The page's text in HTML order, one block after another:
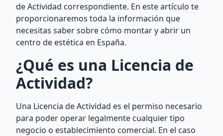
de Actividad correspondiente. En este artículo te
proporcionaremos toda la información que
necesitas saber sobre cómo montar y abrir un
centro de estética en España.
¿Qué es una Licencia de
Actividad?
Una Licencia de Actividad es el permiso necesario
para poder operar legalmente cualquier tipo
negocio o establecimiento comercial. En el caso